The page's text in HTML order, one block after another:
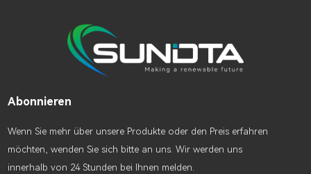
Abonnieren
Wenn Sie mehr über unsere Produkte oder den Preis erfahren
möchten, wenden Sie sich bitte an uns. Wir werden uns
innerhalb von 24 Stunden bei Ihnen melden.